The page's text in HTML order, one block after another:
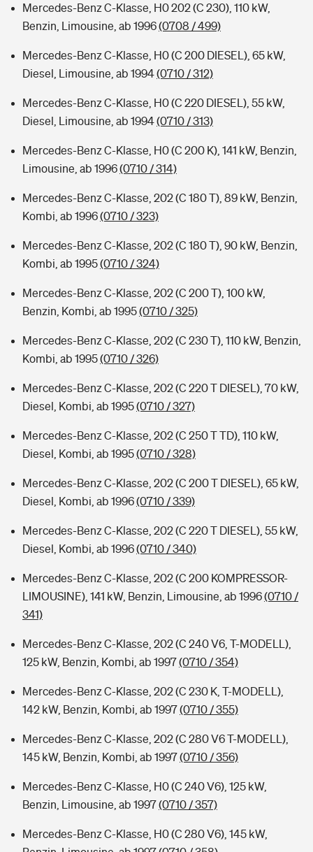
Mercedes-Benz C-Klasse, H0 202 (C 230), 110 kW,
Benzin, Limousine, ab 1996(0708 / 499)
Mercedes-Benz C-Klasse, H0 (C 200 DIESEL), 65 kW,
Diesel, Limousine, ab 1994(0710 / 312)
Mercedes-Benz C-Klasse, H0 (C 220 DIESEL), 55 kW,
Diesel, Limousine, ab 1994(0710 / 313)
Mercedes-Benz C-Klasse, H0 (C 200 K), 141 kW, Benzin,
Limousine, ab 1996(0710 / 314)
Mercedes-Benz C-Klasse, 202 (C 180 T), 89 kW, Benzin,
Kombi, ab 1996(0710 / 323)
Mercedes-Benz C-Klasse, 202 (C 180 T), 90 kW, Benzin,
Kombi, ab 1995(0710 / 324)
Mercedes-Benz C-Klasse, 202 (C 200 T), 100 kW,
Benzin, Kombi, ab 1995(0710 / 325)
Mercedes-Benz C-Klasse, 202 (C 230 T), 110 kW, Benzin,
Kombi, ab 1995(0710 / 326)
Mercedes-Benz C-Klasse, 202 (C 220 T DIESEL), 70 kW,
Diesel, Kombi, ab 1995(0710 / 327)
Mercedes-Benz C-Klasse, 202 (C 250 T TD), 110 kW,
Diesel, Kombi, ab 1995(0710 / 328)
Mercedes-Benz C-Klasse, 202 (C 200 T DIESEL), 65 kW,
Diesel, Kombi, ab 1996(0710 / 339)
Mercedes-Benz C-Klasse, 202 (C 220 T DIESEL), 55 kW,
Diesel, Kombi, ab 1996(0710 / 340)
Mercedes-Benz C-Klasse, 202 (C 200 KOMPRESSOR-
LIMOUSINE), 141 kW, Benzin, Limousine, ab 1996(0710 /
341)
Mercedes-Benz C-Klasse, 202 (C 240 V6, T-MODELL),
125 kW, Benzin, Kombi, ab 1997(0710 / 354)
Mercedes-Benz C-Klasse, 202 (C 230 K, T-MODELL),
142 kW, Benzin, Kombi, ab 1997(0710 / 355)
Mercedes-Benz C-Klasse, 202 (C 280 V6 T-MODELL),
145 kW, Benzin, Kombi, ab 1997(0710 / 356)
Mercedes-Benz C-Klasse, H0 (C 240 V6), 125 kW,
Benzin, Limousine, ab 1997(0710 / 357)
Mercedes-Benz C-Klasse, H0 (C 280 V6), 145 kW,